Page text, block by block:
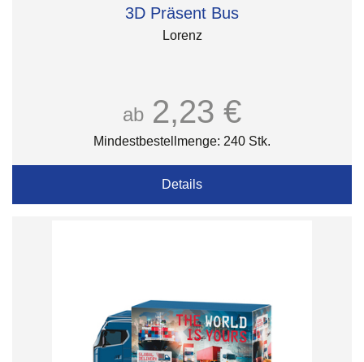
3D Präsent Bus
Lorenz
ab 2,23 €
Mindestbestellmenge: 240 Stk.
Details